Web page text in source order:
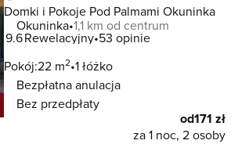
Domki i Pokoje Pod Palmami Okuninka
Okuninka 1,1 km od centrum
9.6Rewelacyjny 53 opinie
Pokój:22 m2 1 łóżko
Bezpłatna anulacja
Bez przedpłaty
od171 zł
za 1 noc, 2 osoby